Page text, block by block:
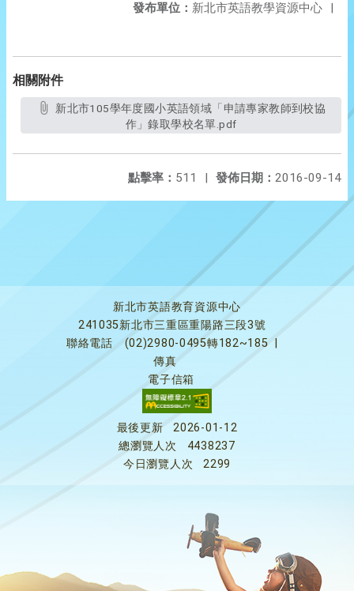
發布單位： 新北市英語教學資源中心 |
相關附件
作」錄取學校名單.pdf
發佈日期： 2016-09-14
點擊率： 511 |
新北市英語教育資源中心
241035新北市三重區重陽路三段3號
聯絡電話
(02)2980-0495轉182~185
傳真
電子信箱
最後更新
2026-01-12
總瀏覽人次
4438237
今日瀏覽人次
2299